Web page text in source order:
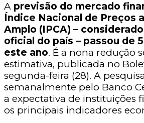
A previsão do mercado
Índice Nacional de Preços
Amplo (IPCA) –
oficial do país – passou de
este ano. É a nona redução
estimativa, publicada no
segunda-feira (28). A
semanalmente pelo Banco
a expectativa de instituições
os principais indicadores